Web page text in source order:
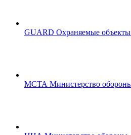
GUARD Охраняемые
МСТА Министерство